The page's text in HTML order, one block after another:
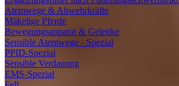
Atemwege & Abwehrkräfte
Mäkelige Pferde
Bewegungsapparat & Gelenke
Sensible Atemwege - Spezial
PPID-Spezial
Sensible Verdauung
EMS-Spezial